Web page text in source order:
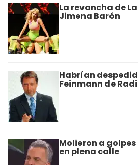
La revancha de
Jimena Barón
Habrían
Feinmann de
Molieron a
en plena calle